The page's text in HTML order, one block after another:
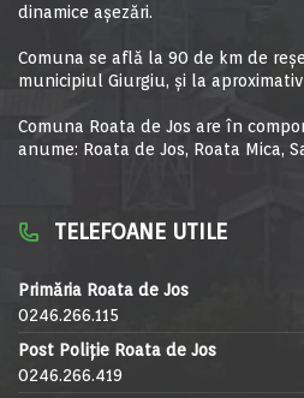
dinamice aşezări.
Comuna se află la 90 de km de
municipiul Giurgiu, şi la
Comuna Roata de Jos are în
anume: Roata de Jos, Roata Mica,
TELEFOANE UTILE
Primăria Roata de Jos
0246.266.115
Post Poliție Roata de Jos
0246.266.419